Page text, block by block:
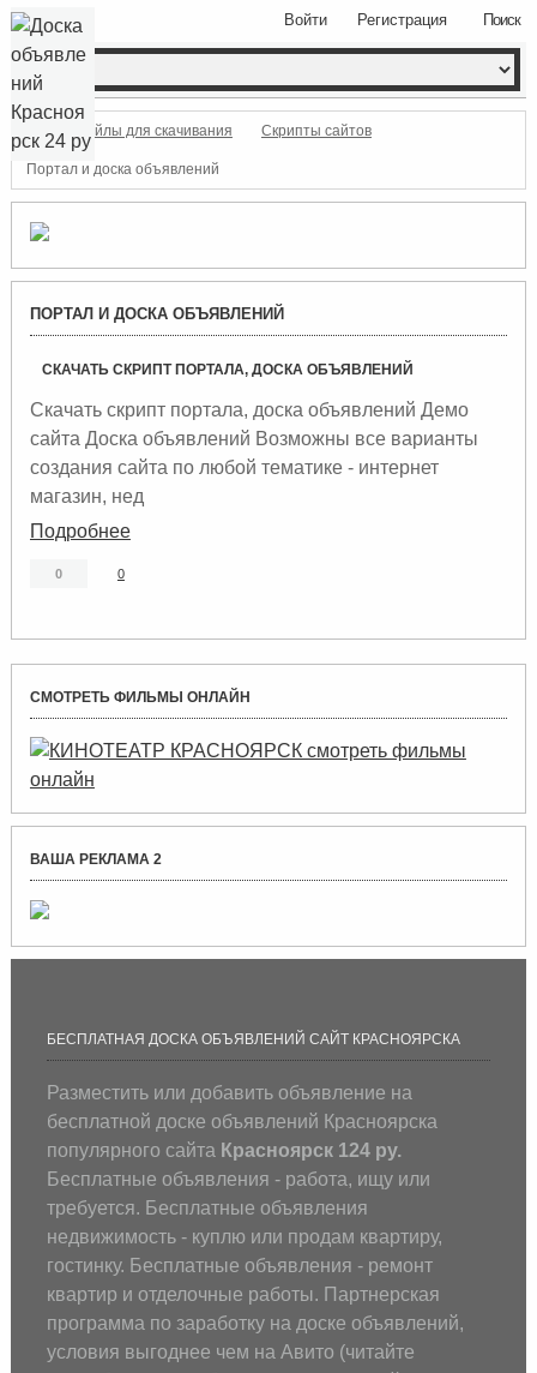
Поиск
Войти Регистрация
файлы для скачивания Скрипты сайтов
Портал и доска объявлений
ПОРТАЛ И ДОСКА ОБЪЯВЛЕНИЙ
СКАЧАТЬ СКРИПТ ПОРТАЛА, ДОСКА ОБЪЯВЛЕНИЙ
Скачать скрипт портала, доска объявлений Демо
сайта Доска объявлений Возможны все варианты
создания сайта по любой тематике - интернет
магазин, нед
Подробнее
0 0
СМОТРЕТЬ ФИЛЬМЫ ОНЛАЙН
ВАША РЕКЛАМА 2
БЕСПЛАТНАЯ ДОСКА ОБЪЯВЛЕНИЙ САЙТ КРАСНОЯРСКА
Разместить или добавить объявление на
бесплатной доске объявлений Красноярска
популярного сайта Красноярск 124 ру.
Бесплатные объявления - работа, ищу или
требуется. Бесплатные объявления
недвижимость - куплю или продам квартиру,
гостинку. Бесплатные объявления - ремонт
квартир и отделочные работы. Партнерская
программа по заработку на доске объявлений,
условия выгоднее чем на Авито (читайте